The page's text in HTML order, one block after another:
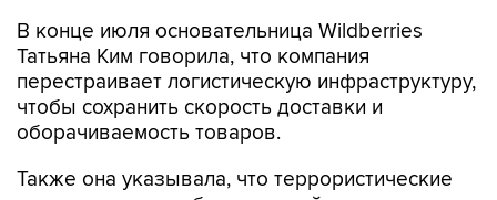
В конце июля основательница Wildberries
Татьяна Ким говорила, что компания
перестраивает логистическую инфраструктуру,
чтобы сохранить скорость доставки и
оборачиваемость товаров.
Также она указывала, что террористические